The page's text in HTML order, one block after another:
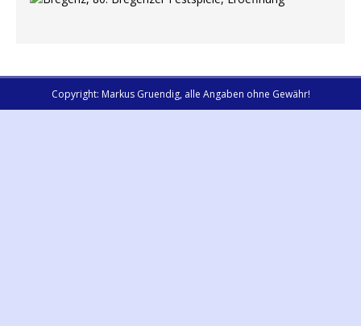
Copyright: Markus Gruendig, alle Angaben ohne Gewähr!